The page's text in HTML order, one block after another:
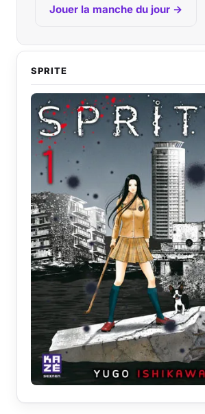
Jouer la manche du jour →
SPRITE